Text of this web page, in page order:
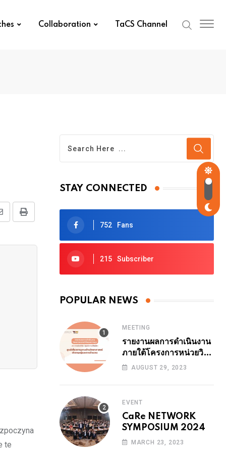
Collaboration TaCS Channel
Print
te
STAY CONNECTED
752 Fans
215 Subscriber
POPULAR NEWS
MEETING
รายงานผลการดำเนินงาน
ภายใต้โครงการหน่วยวิจัย
คุณภาพสูง ปีงบ 2564
2566) 29 สิงหาคม
สุทธิบัทม์พงศ์
AUGUST 29, 2023
EVENT
CaRe NETWORK
SYMPOSIUM 2024
MARCH 23, 2023